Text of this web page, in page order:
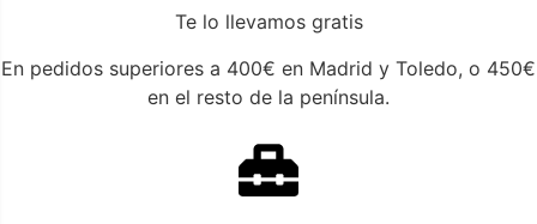
Te lo llevamos gratis
En pedidos superiores a 400€ en Madrid y Toledo, o 450€
en el resto de la península.